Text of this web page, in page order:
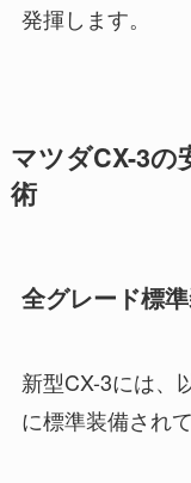
発揮します。
マツダCX-3の
術
全グレード標
新型CX-3には、
に標準装備され